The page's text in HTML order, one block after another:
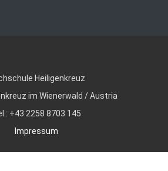
Heiligenkreuz
im Wienerwald / Austria
+43 2258 8703 145
Impressum